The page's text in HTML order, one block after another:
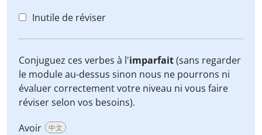
Inutile de réviser
Conjuguez ces verbes à l'imparfait(sans regarder
le module au-dessus sinon nous ne pourrons ni
évaluer correctement votre niveau ni vous faire
réviser selon vos besoins).
Avoir
中文